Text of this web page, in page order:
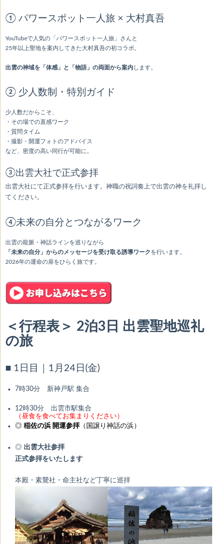
① パワースポット一人旅 × 大村真吾
YouTubeで人気の「パワースポット一人旅」さんと
25年以上聖地を案内してきた大村真吾の初コラボ。
出雲の神域を「体感」と「物語」の両面から案内 します。
② 少人数制・特別ガイド
少人数だからこそ、
・その場での直感ワーク
・質問タイム
・撮影・開運フォトのアドバイス
など、密度の高い同行が可能に。
③出雲大社で正式参拝
出雲大社にて正式参拝を行います。神職の祝詞奏上で出雲の神を礼拝し
てください。
④未来の自分とつながるワーク
出雲の龍脈・神話ラインを巡りながら
「未来の自分」からのメッセージを受け取る誘導ワークを行います。
2026年の運命の扉をひらく旅です。
＜行程表＞ 2泊3日 出雲聖地巡礼
の旅
■ 1日目｜1月24日(金)
7時30分 新神戸駅 集合
12時30分 出雲市駅集合
（昼食を食べてお集まりください）
◎ 稲佐の浜 開運参拝（国譲り神話の浜）
◎ 出雲大社参拝
正式参拝をいたします
本殿・素鵞社・命主社など丁寧に巡拝